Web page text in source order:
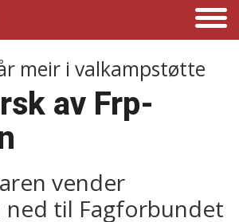
meir i valkampstøtte
av Frp-
vender
til Fagforbundet